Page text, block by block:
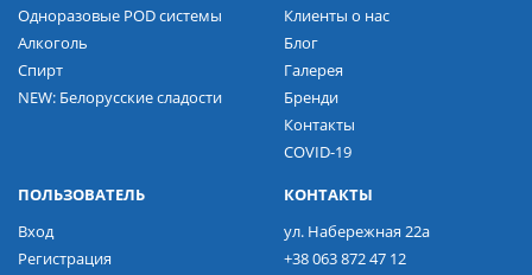
Одноразовые POD системы
Алкоголь
Спирт
NEW: Белорусские сладости
Клиенты о нас
Блог
Галерея
Бренди
Контакты
COVID-19
ПОЛЬЗОВАТЕЛЬ
Вход
Регистрация
КОНТАКТЫ
ул. Набережная 22а
+38 063 872 47 12